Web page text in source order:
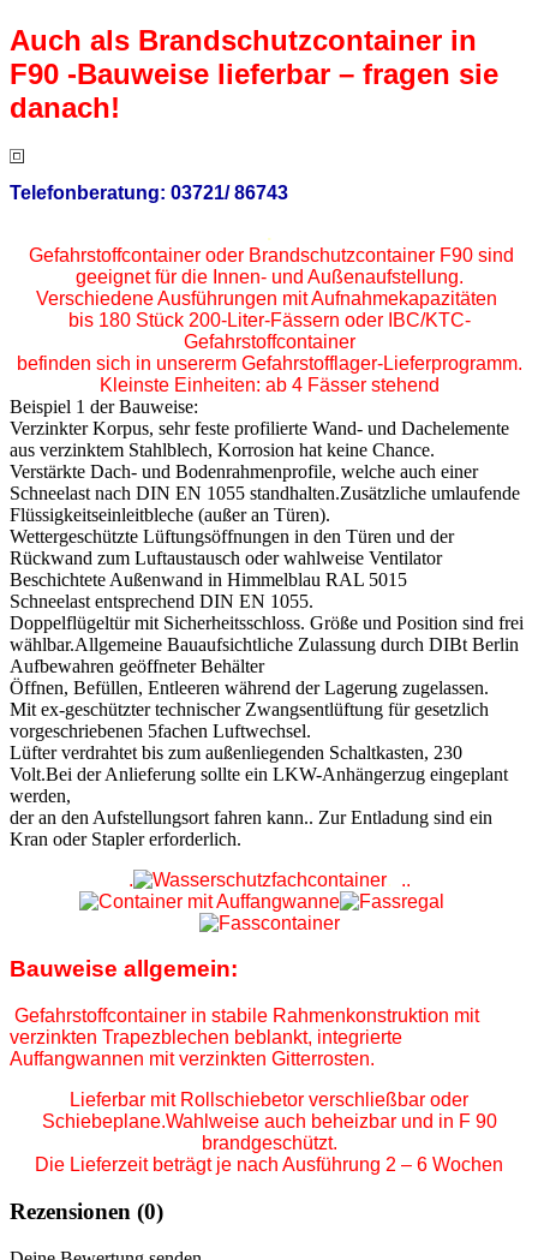
Auch als Brandschutzcontainer in
F90 -Bauweise lieferbar – fragen sie
danach!
Telefonberatung: 03721/ 86743
.
Gefahrstoffcontainer oder Brandschutzcontainer F90 sind
geeignet für die Innen- und Außenaufstellung.
Verschiedene Ausführungen mit Aufnahmekapazitäten
bis 180 Stück 200-Liter-Fässern oder IBC/KTC-
Gefahrstoffcontainer
befinden sich in unsererm Gefahrstofflager-Lieferprogramm.
Kleinste Einheiten: ab 4 Fässer stehend
Beispiel 1 der Bauweise:
Verzinkter Korpus, sehr feste profilierte Wand- und Dachelemente
aus verzinktem Stahlblech, Korrosion hat keine Chance.
Verstärkte Dach- und Bodenrahmenprofile, welche auch einer
Schneelast nach DIN EN 1055 standhalten.Zusätzliche umlaufende
Flüssigkeitseinleitbleche (außer an Türen).
Wettergeschützte Lüftungsöffnungen in den Türen und der
Rückwand zum Luftaustausch oder wahlweise Ventilator
Beschichtete Außenwand in Himmelblau RAL 5015
Schneelast entsprechend DIN EN 1055.
Doppelflügeltür mit Sicherheitsschloss. Größe und Position sind frei
wählbar.Allgemeine Bauaufsichtliche Zulassung durch DIBt Berlin
Aufbewahren geöffneter Behälter
Öffnen, Befüllen, Entleeren während der Lagerung zugelassen.
Mit ex-geschützter technischer Zwangsentlüftung für gesetzlich
vorgeschriebenen 5fachen Luftwechsel.
Lüfter verdrahtet bis zum außenliegenden Schaltkasten, 230
Volt.Bei der Anlieferung sollte ein LKW-Anhängerzug eingeplant
werden,
der an den Aufstellungsort fahren kann.. Zur Entladung sind ein
Kran oder Stapler erforderlich.
.
. ..
Bauweise allgemein:
Gefahrstoffcontainer in stabile Rahmenkonstruktion mit
verzinkten Trapezblechen beblankt, integrierte
Auffangwannen mit verzinkten Gitterrosten.
Lieferbar mit Rollschiebetor verschließbar oder
Schiebeplane.Wahlweise auch beheizbar und in F 90
brandgeschützt.
Die Lieferzeit beträgt je nach Ausführung 2 – 6 Wochen
Rezensionen (0)